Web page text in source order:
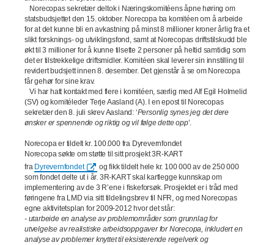
Norecopas sekretær deltok i Næringskomitéens åpne høring om
statsbudsjettet den 15. oktober. Norecopa ba komitéen om å arbeide
for at det kunne bli en avkastning på minst 8 millioner kroner årlig fra et
slikt forsknings- og utviklingsfond, samt at Norecopas driftstilskudd ble
økt til 3 millioner for å kunne tilsette 2 personer på heltid samtidig som
det er tilstrekkelige driftsmidler. Komitéen skal leverer sin innstilling til
revidert budsjett innen 8. desember. Det gjenstår å se om Norecopa
får gehør for sine krav.
Vi har hatt kontakt med flere i komitéen, særlig med Alf Egil Holmelid
(SV) og komitéleder Terje Aasland (A). I en epost til Norecopas
sekretær den 8. juli skrev Aasland: ‘Personlig synes jeg det dere
ønsker er spennende og riktig og vil følge dette opp’.
Norecopa er tildelt kr. 100.000 fra Dyrevernfondet
Norecopa søkte om støtte til sitt prosjekt 3R-KART
fra Dyrevernfondet
og fikk tildelt hele kr. 100 000 av de 250 000
som fondet delte ut i år. 3R-KART skal kartlegge kunnskap om
implementering av de 3 R’ene i fiskeforsøk. Prosjektet er i tråd med
føringene fra LMD via sitt tildelingsbrev til NFR, og med Norecopas
egne aktivitetsplan for 2009-2012 hvor det står:
- utarbeide en analyse av problemområder som grunnlag for
utvelgelse av realistiske arbeidsoppgaver for Norecopa, inkludert en
analyse av problemer knyttet til eksisterende regelverk og